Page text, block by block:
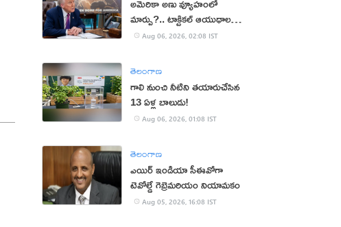
మార్పు?.. టాక్టికల్ ఆయుధాలకు
ప్రాధాన్యం!
Aug 06, 2026, 02:08 IST
తెలంగాణ
గాలి నుంచి నీటిని తయారుచేసిన
13 ఏళ్ల బాలుడు!
Aug 06, 2026, 01:08 IST
తెలంగాణ
ఎయిర్ ఇండియా సీఈవోగా
టెవోల్డే గెబ్రెమరియం నియామకం
Aug 05, 2026, 16:08 IST